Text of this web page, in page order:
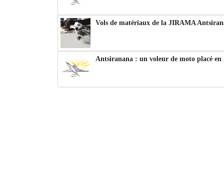
Vols de matériaux de la JIRAMA
Antsiranana : un voleur de moto placé en